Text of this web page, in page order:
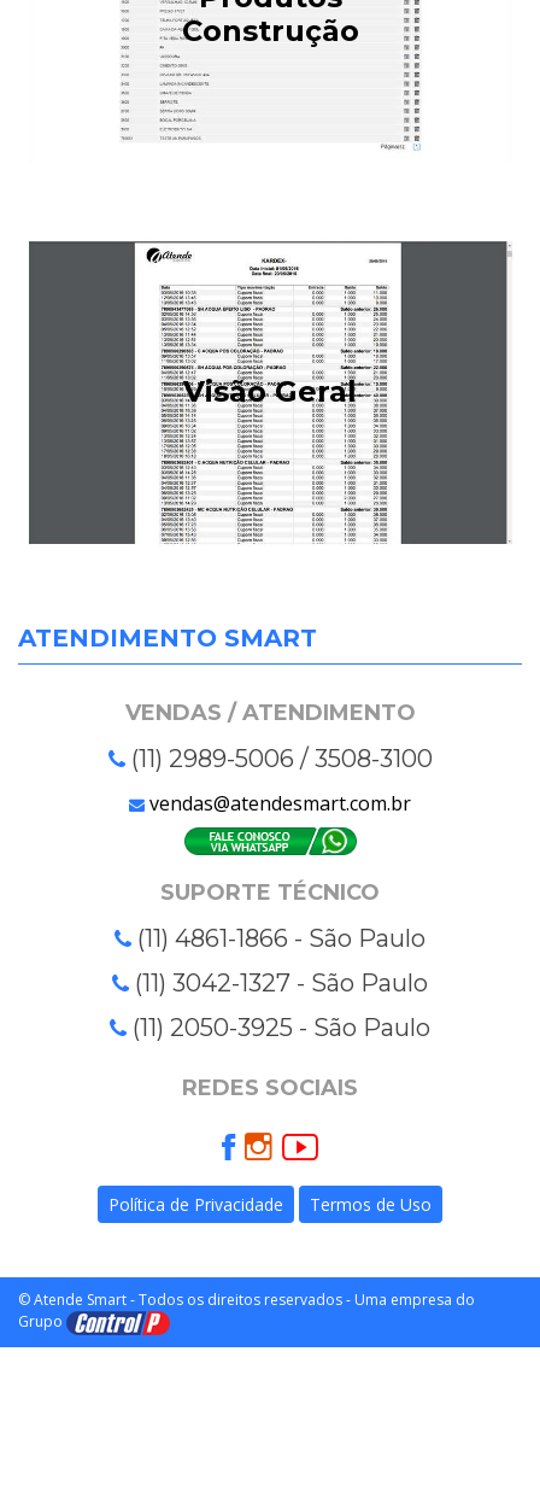
Construção
Visão Geral
ATENDIMENTO SMART
VENDAS / ATENDIMENTO
(11) 2989-5006 / 3508-3100
vendas@atendesmart.com.br
SUPORTE TÉCNICO
(11) 4861-1866 - São Paulo
(11) 3042-1327 - São Paulo
(11) 2050-3925 - São Paulo
REDES SOCIAIS
Política de Privacidade Termos de Uso
© Atende Smart - Todos os direitos reservados - Uma empresa do
Grupo